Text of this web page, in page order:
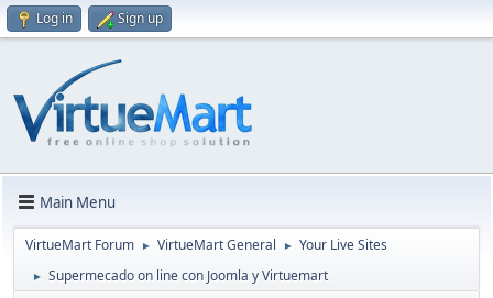
Log in Sign up
Main Menu
VirtueMart Forum ► VirtueMart General ► Your Live Sites
► Supermecado on line con Joomla y Virtuemart